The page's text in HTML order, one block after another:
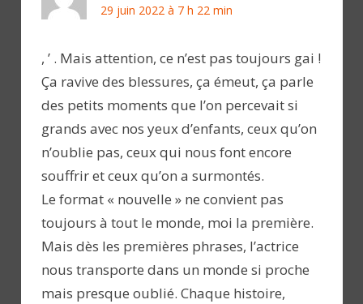
29 juin 2022 à 7 h 22 min
, ’ . Mais attention, ce n’est pas toujours gai !
Ça ravive des blessures, ça émeut, ça parle
des petits moments que l’on percevait si
grands avec nos yeux d’enfants, ceux qu’on
n’oublie pas, ceux qui nous font encore
souffrir et ceux qu’on a surmontés.
Le format « nouvelle » ne convient pas
toujours à tout le monde, moi la première.
Mais dès les premières phrases, l’actrice
nous transporte dans un monde si proche
mais presque oublié. Chaque histoire,